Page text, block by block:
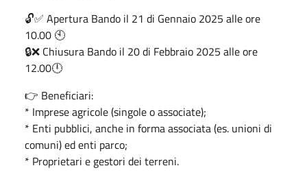
🔓✅ Apertura Bando il 21 di Gennaio 2025 alle ore
10.00 🕙
🔒❌ Chiusura Bando il 20 di Febbraio 2025 alle ore
12.00🕛
👉 Beneficiari:
* Imprese agricole (singole o associate);
* Enti pubblici, anche in forma associata (es. unioni di
comuni) ed enti parco;
* Proprietari e gestori dei terreni.